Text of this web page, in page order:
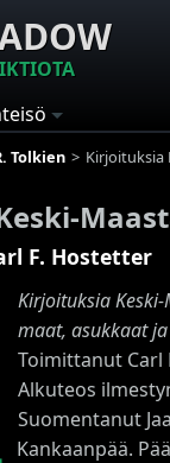
Tolkien Kirjoituksia
F. Hostetter
Kirjoituksia
maat, asukkaat
Toimittanut Carl
Alkuteos
Suomentanut
Kankaanpää.